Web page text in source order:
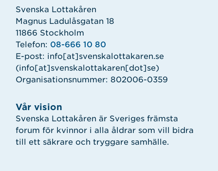
Vår vision
Svenska Lottakåren är Sveriges främsta
forum för kvinnor i alla åldrar som vill bidra
till ett säkrare och tryggare samhälle.
Svenska Lottakåren
Magnus Ladulåsgatan 18
11866 Stockholm
Telefon: 08-666 10 80
E-post: info[at]svenskalottakaren.se
(info[at]svenskalottakaren[dot]se)
Organisationsnummer: 802006-0359